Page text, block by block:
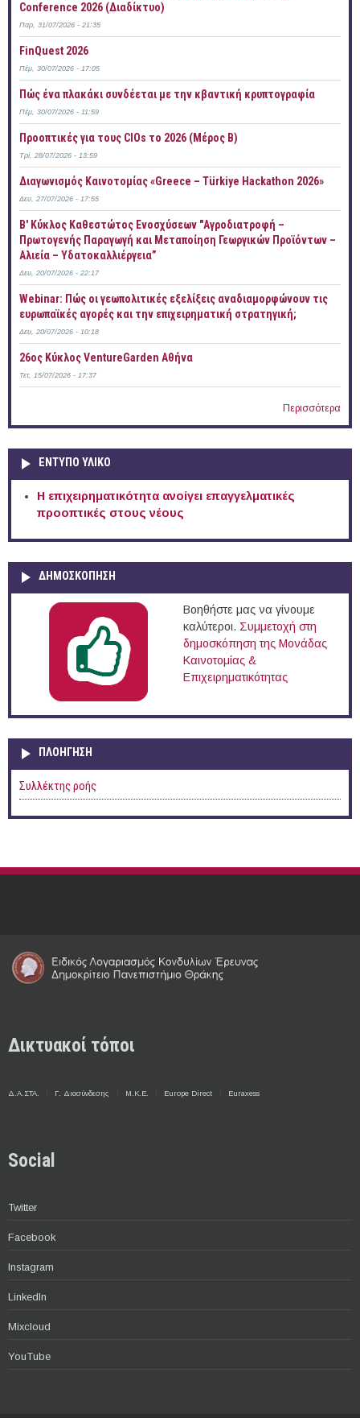
Conference 2026 (Διαδίκτυο)
Παρ, 31/07/2026 - 21:35
FinQuest 2026
Πέμ, 30/07/2026 - 17:05
Πώς ένα πλακάκι συνδέεται με την κβαντική κρυπτογραφία
Πέμ, 30/07/2026 - 11:59
Προοπτικές για τους CIOs το 2026 (Μέρος Β)
Τρί, 28/07/2026 - 13:59
Διαγωνισμός Καινοτομίας «Greece – Türkiye Hackathon 2026»
Δευ, 27/07/2026 - 17:55
B' Κύκλος Καθεστώτος Ενοσχύσεων "Αγροδιατροφή –
Πρωτογενής Παραγωγή και Μεταποίηση Γεωργικών Προϊόντων –
Αλιεία – Υδατοκαλλιέργεια”
Δευ, 20/07/2026 - 22:17
Webinar: Πώς οι γεωπολιτικές εξελίξεις αναδιαμορφώνουν τις
ευρωπαϊκές αγορές και την επιχειρηματική στρατηγική;
Δευ, 20/07/2026 - 10:18
26ος Κύκλος VentureGarden Αθήνα
Τετ, 15/07/2026 - 17:37
Περισσότερα
ΕΝΤΥΠΟ ΥΛΙΚΟ
Η επιχειρηματικότητα ανοίγει επαγγελματικές
προοπτικές στους νέους
ΔΗΜΟΣΚΟΠΗΣΗ
Βοηθήστε μας να γίνουμε
καλύτεροι. Συμμετοχή στη
δημοσκόπηση της Μονάδας
Καινοτομίας &
Επιχειρηματικότητας
ΠΛΟΉΓΗΣΗ
Συλλέκτης ροής
Δικτυακοί τόποι
Δ.Α.ΣΤΑ. Γ. Διασύνδεσης Μ.Κ.Ε. Europe Direct Euraxess
Social
Twitter
Facebook
Instagram
LinkedIn
Mixcloud
YouTube